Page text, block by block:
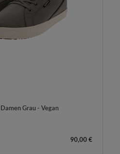
Grau - Vegan
90,00 €